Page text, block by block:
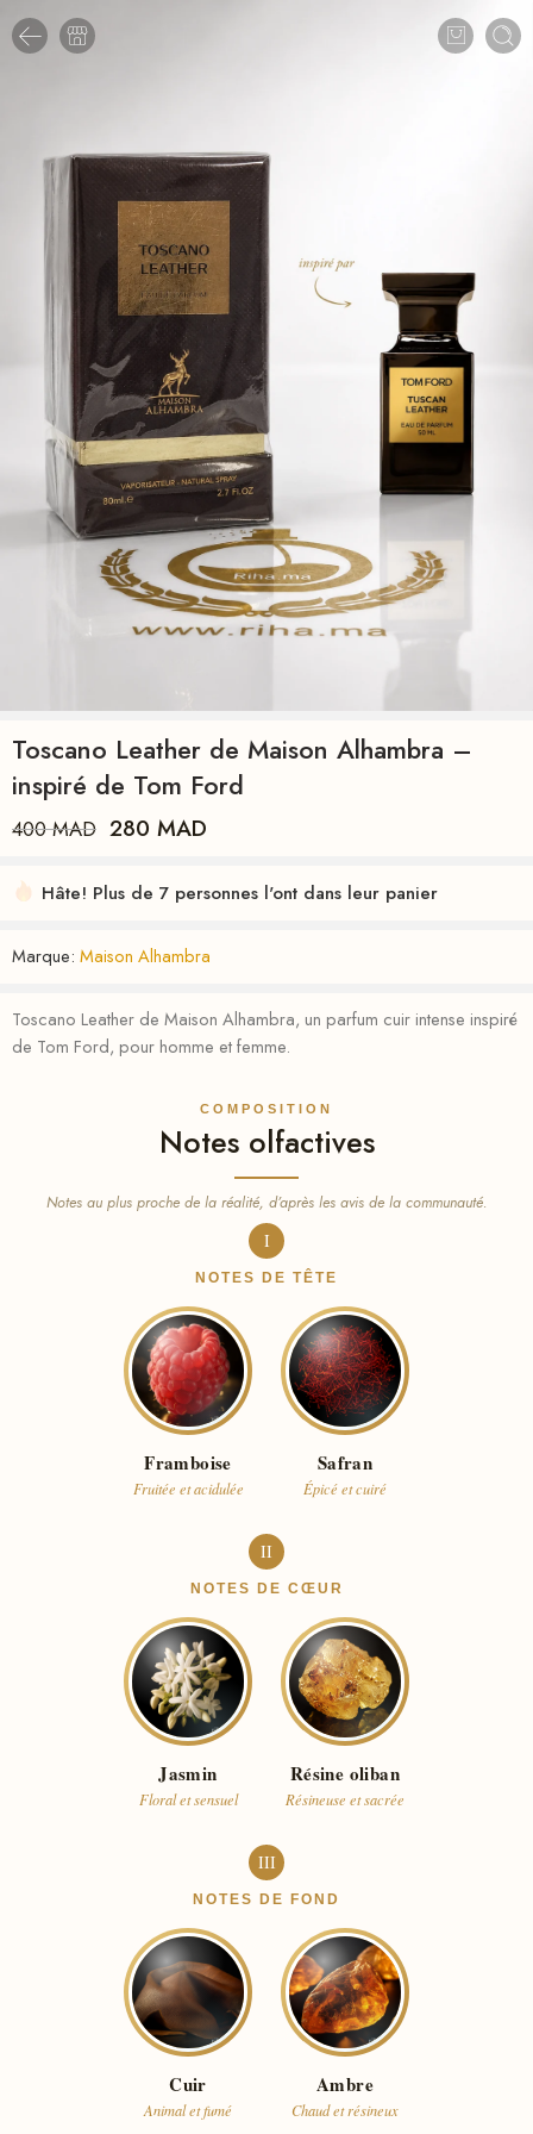
Toscano Leather de Maison Alhambra –
inspiré de Tom Ford
400MAD 280 MAD
Hâte! Plus de 7 personnes l'ont dans leur panier
Marque: Maison Alhambra
Toscano Leather de Maison Alhambra, un parfum cuir intense inspiré
de Tom Ford, pour homme et femme.
COMPOSITION
Notes olfactives
Notes au plus proche de la réalité, d’après les avis de la communauté.
I
NOTES DE TÊTE
Framboise
Fruitée et acidulée
Safran
Épicé et cuiré
II
NOTES DE CŒUR
Jasmin
Floral et sensuel
Résine oliban
Résineuse et sacrée
III
NOTES DE FOND
Cuir
Animal et fumé
Ambre
Chaud et résineux